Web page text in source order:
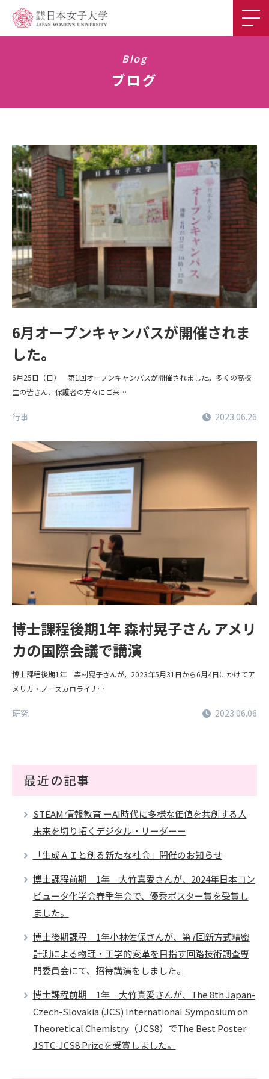
Research
Courses
カリキュラム
Faculty
教員
Q&A
学科Q&A
Career
卒業後の進路
Gallery
ギャラリー
Student Voice
Blog
ブログ
6月オープンキャンパスが開催されま
した。
6月25日（日） 第1回オープンキャンパスが開催されました。多くの高校
生の皆さん、保護者の方々にご来…
行事 2023.06.26
博士課程後期1年 森村晃子さん アメリ
カの国際会議で講演
博士課程後期1年 森村晃子さんが，2023年5月31日から6月4日にかけてア
メリカ・ノースカロライナ…
研究 2023.06.06
最近の記事
STEAM 情報教育 ーAI時代に多様な価値を共創する人
未来を切り拓くデジタル・リーダーー
「生成ＡＩと創る新たな社会」開催のお知らせ
博士課程前期 1年 大竹真愛さんが、2024年日本コン
ピュータ化学会春季年会で、優秀ポスター賞を受賞し
ました。
博士後期課程 1年小林佐保さんが、第7回新方式精密
計測による物理・工学的変革を目指す回路技術調査専
門委員会にて、招待講演をしました。
博士課程前期 1年 大竹真愛さんが、The 8th Japan-
Czech-Slovakia (JCS) International Symposium on
Theoretical Chemistry（JCS8）でThe Best Poster
JSTC-JCS8 Prizeを受賞しました。